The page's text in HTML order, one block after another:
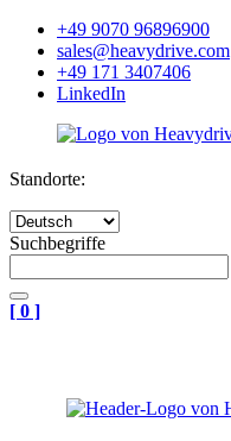
+49 9070 96896900
sales@heavydrive.com
+49 171 3407406
LinkedIn
Standorte:
Suchbegriffe
[ 0 ]